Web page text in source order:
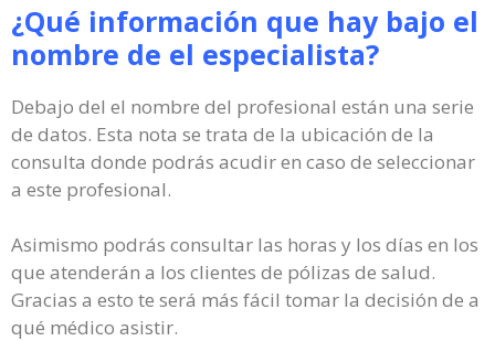
¿Qué información que hay bajo el
nombre de el especialista?
Debajo del el nombre del profesional están una serie
de datos. Esta nota se trata de la ubicación de la
consulta donde podrás acudir en caso de seleccionar
a este profesional.
Asimismo podrás consultar las horas y los días en los
que atenderán a los clientes de pólizas de salud.
Gracias a esto te será más fácil tomar la decisión de a
qué médico asistir.